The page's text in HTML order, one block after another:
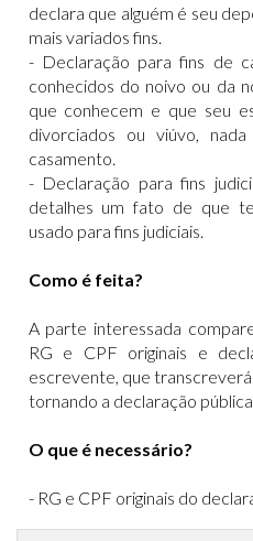
declara que alguém é seu
mais variados fins.
- Declaração para fins de
conhecidos do noivo ou da
que conhecem e que seu
divorciados ou viúvo,
casamento.
- Declaração para fins
detalhes um fato de que
usado para fins judiciais.
Como é feita?
A parte interessada
RG e CPF originais e
escrevente, que
tornando a declaração
O que é necessário?
- RG e CPF originais do